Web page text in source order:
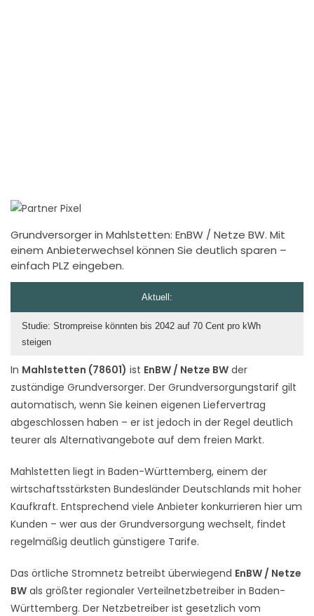
Grundversorger in Mahlstetten: EnBW / Netze BW. Mit
einem Anbieterwechsel können Sie deutlich sparen –
einfach PLZ eingeben.
In Mahlstetten (78601) ist EnBW / Netze BW der
zuständige Grundversorger. Der Grundversorgungstarif gilt
automatisch, wenn Sie keinen eigenen Liefervertrag
abgeschlossen haben – er ist jedoch in der Regel deutlich
teurer als Alternativangebote auf dem freien Markt.
Mahlstetten liegt in Baden-Württemberg, einem der
wirtschaftsstärksten Bundesländer Deutschlands mit hoher
Kaufkraft. Entsprechend viele Anbieter konkurrieren hier um
Kunden – wer aus der Grundversorgung wechselt, findet
regelmäßig deutlich günstigere Tarife.
Das örtliche Stromnetz betreibt überwiegend EnBW / Netze
BW als größter regionaler Verteilnetzbetreiber in Baden-
Württemberg. Der Netzbetreiber ist gesetzlich vom
Aktuell:
Studie: Strompreise könnten bis 2042 auf 70 Cent pro kWh
steigen